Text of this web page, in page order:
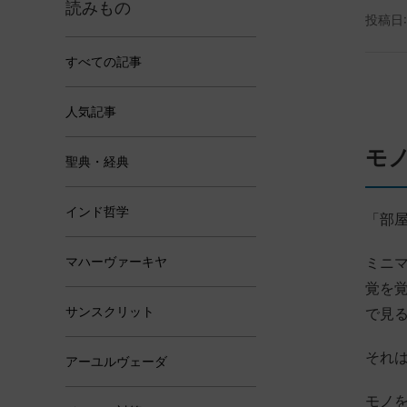
投稿
モ
「部
ミニ
覚を
で見
それ
モノ
読みもの
すべての記事
人気記事
聖典・経典
インド哲学
マハーヴァーキヤ
サンスクリット
アーユルヴェーダ